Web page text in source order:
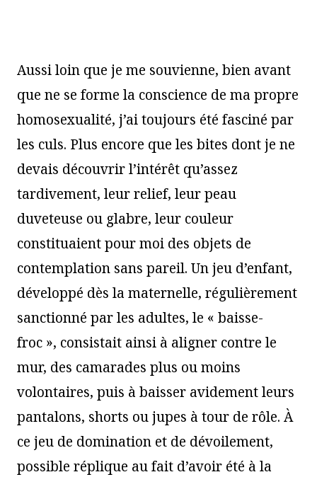
Aussi loin que je me souvienne, bien avant
que ne se forme la conscience de ma propre
homosexualité, j’ai toujours été fasciné par
les culs. Plus encore que les bites dont je ne
devais découvrir l’intérêt qu’assez
tardivement, leur relief, leur peau
duveteuse ou glabre, leur couleur
constituaient pour moi des objets de
contemplation sans pareil. Un jeu d’enfant,
développé dès la maternelle, régulièrement
sanctionné par les adultes, le « baisse-
froc », consistait ainsi à aligner contre le
mur, des camarades plus ou moins
volontaires, puis à baisser avidement leurs
pantalons, shorts ou jupes à tour de rôle. À
ce jeu de domination et de dévoilement,
possible réplique au fait d’avoir été à la